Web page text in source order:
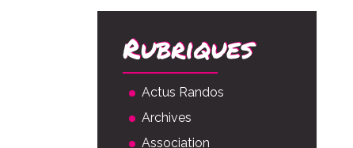
Rubriques
Actus Randos
Archives
Association